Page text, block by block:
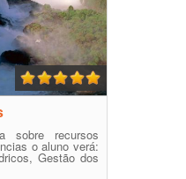
sobre recursos
o aluno verá:
Gestão dos